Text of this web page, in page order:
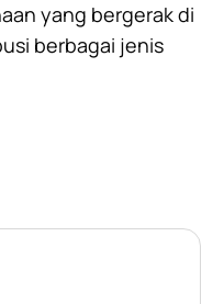
yang bergerak di
berbagai jenis